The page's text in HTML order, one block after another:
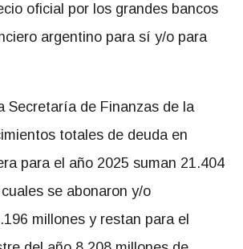
oficial por los grandes bancos
argentino para sí y/o para
Secretaría de Finanzas de la
totales de deuda en
para el año 2025 suman 21.404
se abonaron y/o
millones y restan para el